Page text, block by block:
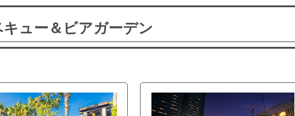
ュー＆ビアガーデン